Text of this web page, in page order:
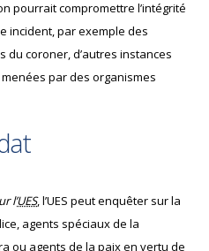
pourrait compromettre l’intégrité
incident, par exemple des
coroner, d’autres instances
par des organismes
l’UES, l’UES peut enquêter sur la
agents spéciaux de la
ou agents de la paix en vertu de